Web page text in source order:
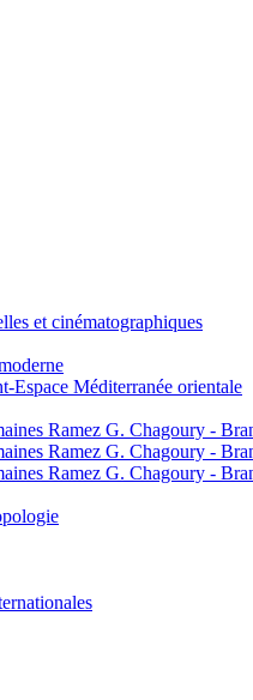
et cinématographiques
Espace Méditerranée orientale
Ramez G. Chagoury -
Ramez G. Chagoury -
Ramez G. Chagoury -